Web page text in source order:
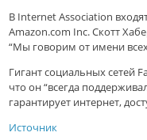
В Internet Association
Amazon.сom Inc. Скотт
“Мы говорим от имени
Гигант социальных сетей
что он “всегда
гарантирует интернет,
Источник